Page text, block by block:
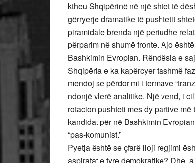
ktheu Shqipërinë në një shtet të
gërryerje dramatike të pushtetit
piramidale brenda një periudhe
përparim në shumë fronte. Ajo
Bashkimin Evropian. Rëndësia e
Shqipëria e ka kapërcyer tashmë
mendoj se përdorimi i termave
ndonjë vlerë analitike. Një vend, i
rotacion pushteti mes dy partive
kandidat për në Bashkimin
“pas-komunist.”
Pyetja është se çfarë lloji regjimi
aspiratat e tyre demokratike? Dhe,